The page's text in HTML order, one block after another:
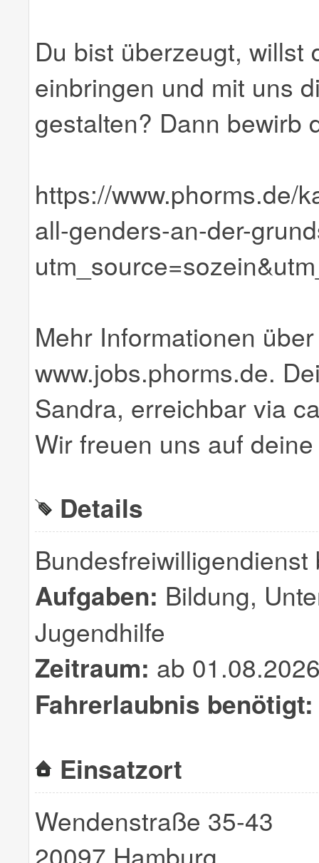
Du bist überzeugt,
einbringen und mit uns
gestalten? Dann bewirb
https://www.phorms.de/
all-genders-an-der-
Mehr Informationen
www.jobs.phorms.de.
Sandra, erreichbar via
Wir freuen uns auf
Details
Aufgaben: Bildung,
Jugendhilfe
Zeitraum: ab
Fahrerlaubnis benötigt:
Einsatzort
Wendenstraße 35-43